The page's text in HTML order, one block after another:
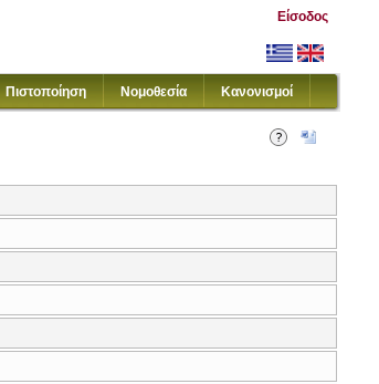
Είσοδος
Πιστοποίηση Νομοθεσία Κανονισμοί